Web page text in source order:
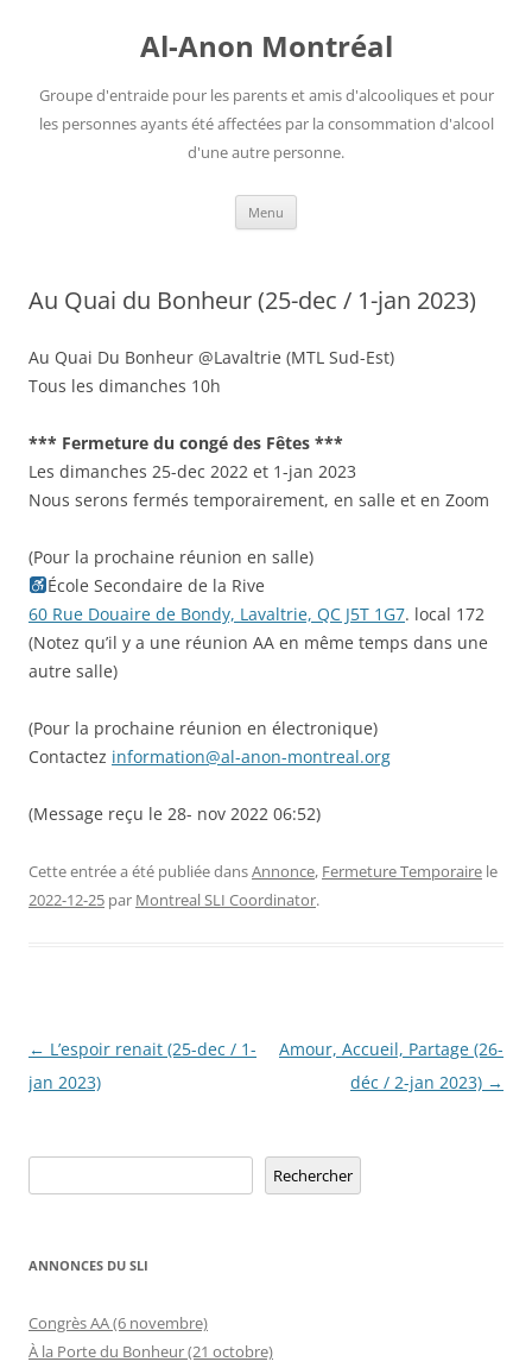
Al-Anon Montréal
Groupe d'entraide pour les parents et amis d'alcooliques et pour
les personnes ayants été affectées par la consommation d'alcool
d'une autre personne.
Menu
Au Quai du Bonheur (25-dec / 1-jan 2023)
Au Quai Du Bonheur @Lavaltrie (MTL Sud-Est)
Tous les dimanches 10h
*** Fermeture du congé des Fêtes ***
Les dimanches 25-dec 2022 et 1-jan 2023
Nous serons fermés temporairement, en salle et en Zoom
(Pour la prochaine réunion en salle)
École Secondaire de la Rive
60 Rue Douaire de Bondy, Lavaltrie, QC J5T 1G7. local 172
(Notez qu’il y a une réunion AA en même temps dans une
autre salle)
(Pour la prochaine réunion en électronique)
Contactez information@al-anon-montreal.org
(Message reçu le 28- nov 2022 06:52)
Cette entrée a été publiée dansAnnonce, Fermeture Temporaire le
2022-12-25 par Montreal SLI Coordinator.
Navigation
des
← L’espoir renait (25-dec / 1-
jan 2023)
Amour, Accueil, Partage (26-
déc / 2-jan 2023) →
Rechercher
ANNONCES DU SLI
Congrès AA (6 novembre)
À la Porte du Bonheur (21 octobre)